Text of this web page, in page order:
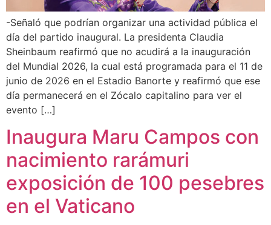
-Señaló que podrían organizar una actividad pública el
día del partido inaugural. La presidenta Claudia
Sheinbaum reafirmó que no acudirá a la inauguración
del Mundial 2026, la cual está programada para el 11 de
junio de 2026 en el Estadio Banorte y reafirmó que ese
día permanecerá en el Zócalo capitalino para ver el
evento […]
Inaugura Maru Campos con
nacimiento rarámuri
exposición de 100 pesebres
en el Vaticano